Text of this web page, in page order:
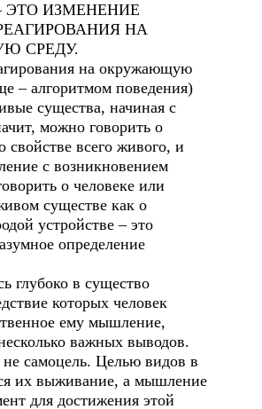
ИЗМЕНЕНИЕ
НА
СРЕДУ.
на окружающую
– алгоритмом поведения)
существа, начиная с
можно говорить о
всего живого, и
с возникновением
о человеке или
существе как о
устройстве – это
определение
глубоко в существо
которых человек
ему мышление,
важных выводов.
самоцель. Целью видов в
их выживание, а мышление
для достижения этой